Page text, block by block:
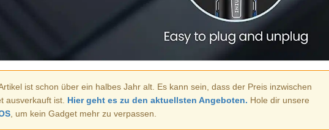
ist schon über ein halbes Jahr alt. Es kann sein, dass der Preis inzwischen
ausverkauft ist. Hier geht es zu den aktuellsten Angeboten. Hole dir unsere
, um kein Gadget mehr zu verpassen.